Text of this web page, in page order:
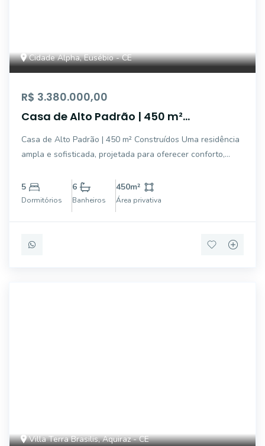
Cidade Alpha, Eusébio - CE
R$ 3.380.000,00
Casa de Alto Padrão | 450 m²
Casa de Alto Padrão | 450 m² Construídos Uma residência
ampla e sofisticada, projetada para oferecer conforto,
excelente distribuição dos espaços e uma área de lazer
privativa, o imóvel é ideal para que
5
Dormitórios
6
Banheiros
450m²
Área privativa
Villa Terra Brasilis, Aquiraz - CE